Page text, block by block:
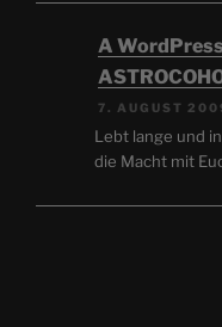
A
7. AUGUST
Lebt lange und
die Macht mit